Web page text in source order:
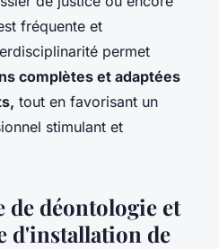
fréquente et
permet
complètes et adaptées
tout en favorisant un
stimulant et
de déontologie et
d'installation de